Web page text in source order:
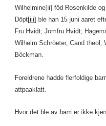
Wilhelmine[ii] föd Rosenkilde
Döpt[iii] ble han 15 juni aaret
Fru Hvidt; Jomfru Hvidt;
Wilhelm Schröeter, Cand theol;
Böckman.
Foreldrene hadde flerfoldige
attpaaklatt.
Hvor det ble av ham er ikke